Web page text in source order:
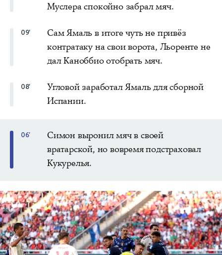
Муслера спокойно забрал мяч.
09'
Сам Ямаль в итоге чуть не привёз
контратаку на свои ворота, Льоренте не
дал Каноббио отобрать мяч.
08'
Угловой заработал Ямаль для сборной
Испании.
06'
Симон выронил мяч в своей
вратарской, но вовремя подстраховал
Кукурелья.